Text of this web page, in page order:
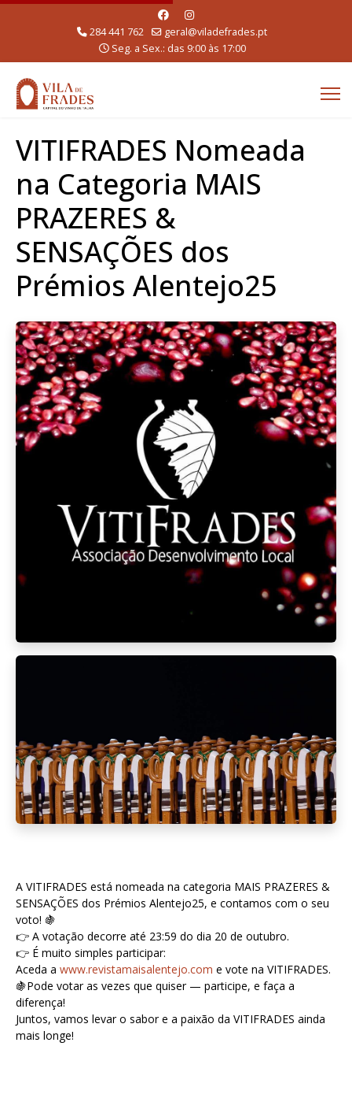
284 441 762
geral@viladefrades.pt
Seg. a Sex.: das 9:00 às 17:00
VITIFRADES Nomeada
na Categoria MAIS
PRAZERES &
SENSAÇÕES dos
Prémios Alentejo25
A VITIFRADES está nomeada na categoria MAIS PRAZERES &
SENSAÇÕES dos Prémios Alentejo25, e contamos com o seu
voto! 🍇
👉 A votação decorre até 23:59 do dia 20 de outubro.
👉 É muito simples participar:
Aceda a www.revistamaisalentejo.com e vote na VITIFRADES.
🍇Pode votar as vezes que quiser — participe, e faça a
diferença!
Juntos, vamos levar o sabor e a paixão da VITIFRADES ainda
mais longe!